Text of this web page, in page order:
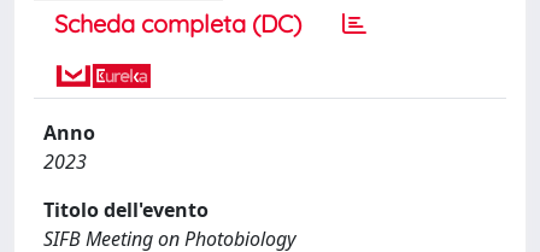
Scheda completa (DC)
Anno
2023
Titolo dell'evento
SIFB Meeting on Photobiology